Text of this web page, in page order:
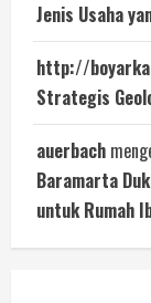
Jenis Usaha
http://
Strategis
auerbach
Baramarta
untuk Rumah